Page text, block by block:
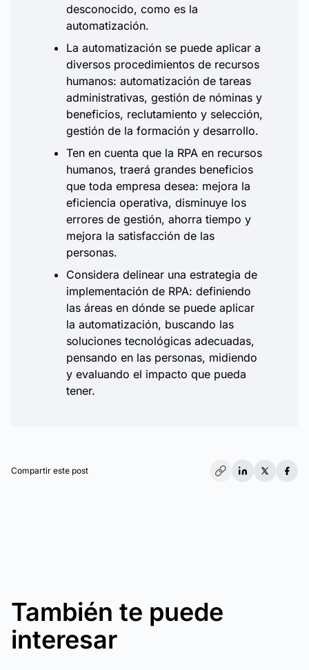
desconocido, como es la
automatización.
La automatización se puede aplicar a
diversos procedimientos de recursos
humanos: automatización de tareas
administrativas, gestión de nóminas y
beneficios, reclutamiento y selección,
gestión de la formación y desarrollo.
Ten en cuenta que la RPA en recursos
humanos, traerá grandes beneficios
que toda empresa desea: mejora la
eficiencia operativa, disminuye los
errores de gestión, ahorra tiempo y
mejora la satisfacción de las
personas.
Considera delinear una estrategia de
implementación de RPA: definiendo
las áreas en dónde se puede aplicar
la automatización, buscando las
soluciones tecnológicas adecuadas,
pensando en las personas, midiendo
y evaluando el impacto que pueda
tener.
Compartir este post
También te puede
interesar